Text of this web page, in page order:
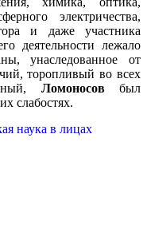
электричества,
и даже участника
деятельности лежало
унаследованное от
торопливый во всех
Ломоносовбыл
слабостях.